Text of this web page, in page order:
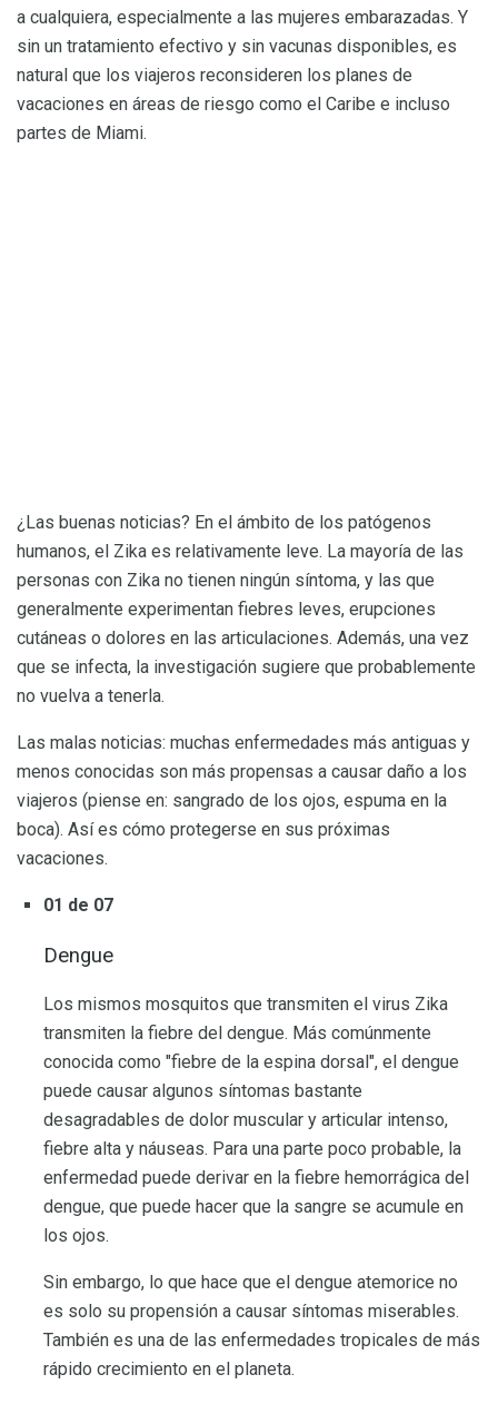
a cualquiera, especialmente a las mujeres embarazadas. Y
sin un tratamiento efectivo y sin vacunas disponibles, es
natural que los viajeros reconsideren los planes de
vacaciones en áreas de riesgo como el Caribe e incluso
partes de Miami.
¿Las buenas noticias? En el ámbito de los patógenos
humanos, el Zika es relativamente leve. La mayoría de las
personas con Zika no tienen ningún síntoma, y ​​las que
generalmente experimentan fiebres leves, erupciones
cutáneas o dolores en las articulaciones. Además, una vez
que se infecta, la investigación sugiere que probablemente
no vuelva a tenerla.
Las malas noticias: muchas enfermedades más antiguas y
menos conocidas son más propensas a causar daño a los
viajeros (piense en: sangrado de los ojos, espuma en la
boca). Así es cómo protegerse en sus próximas
vacaciones.
01 de 07
Dengue
Los mismos mosquitos que transmiten el virus Zika
transmiten la fiebre del dengue. Más comúnmente
conocida como "fiebre de la espina dorsal", el dengue
puede causar algunos síntomas bastante
desagradables de dolor muscular y articular intenso,
fiebre alta y náuseas. Para una parte poco probable, la
enfermedad puede derivar en la fiebre hemorrágica del
dengue, que puede hacer que la sangre se acumule en
los ojos.
Sin embargo, lo que hace que el dengue atemorice no
es solo su propensión a causar síntomas miserables.
También es una de las enfermedades tropicales de más
rápido crecimiento en el planeta.